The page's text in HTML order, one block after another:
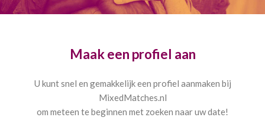
Maak een profiel aan
U kunt snel en gemakkelijk een profiel aanmaken bij
MixedMatches.nl
om meteen te beginnen met zoeken naar uw date!